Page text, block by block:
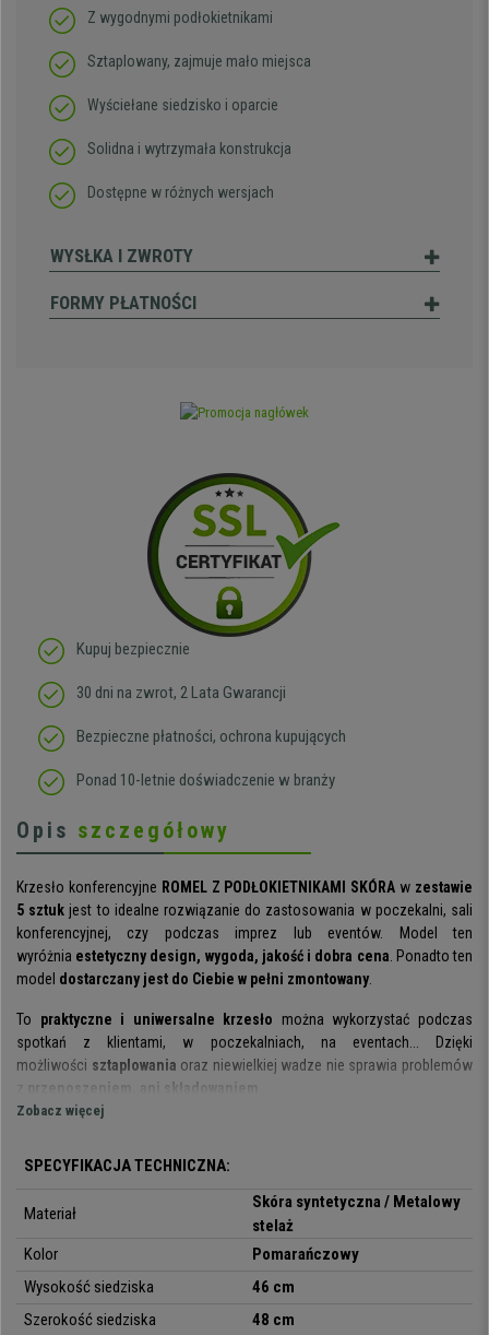
Z wygodnymi podłokietnikami
Sztaplowany, zajmuje mało miejsca
Wyściełane siedzisko i oparcie
Solidna i wytrzymała konstrukcja
Dostępne w różnych wersjach
WYSŁKA I ZWROTY
FORMY PŁATNOŚCI
Kupuj bezpiecznie
30 dni na zwrot, 2 Lata Gwarancji
Bezpieczne płatności, ochrona kupujących
Ponad 10-letnie doświadczenie w branży
Opis szczegółowy
Krzesło konferencyjne ROMEL Z PODŁOKIETNIKAMI SKÓRA w zestawie
5 sztuk jest to idealne rozwiązanie do zastosowania w poczekalni, sali
konferencyjnej, czy podczas imprez lub eventów. Model ten
wyróżnia estetyczny design, wygoda, jakość i dobra cena . Ponadto ten
model dostarczany jest do Ciebie w pełni zmontowany
To praktyczne i uniwersalne krzesło można wykorzystać podczas
spotkań z klientami, w poczekalniach, na eventach... Dzięki
możliwości sztaplowania oraz niewielkiej wadze nie sprawia problemów
pewność, że Twoi goście i klienci będą mieli zapewniony wysoki komfort
przez wiele godzin. Ponadto model ten został wyposażony w
podłokietniki
, dzięki którym komfort jest jeszcze pełniejszy.
Model ten został wyprodukowany z użyciemwysokiej jakości
materiałów. Konstrukcja krzesła oparta jest na
siedzisko i oparcie zostały
obite wysokiej jakości skórą syntetyczną
Zobacz więcej
SPECYFIKACJA TECHNICZNA:
Materiał
Skóra syntetyczna / Metalowy
stelaż
Kolor
Pomarańczowy
Wysokość siedziska
46 cm
Szerokość siedziska
48 cm